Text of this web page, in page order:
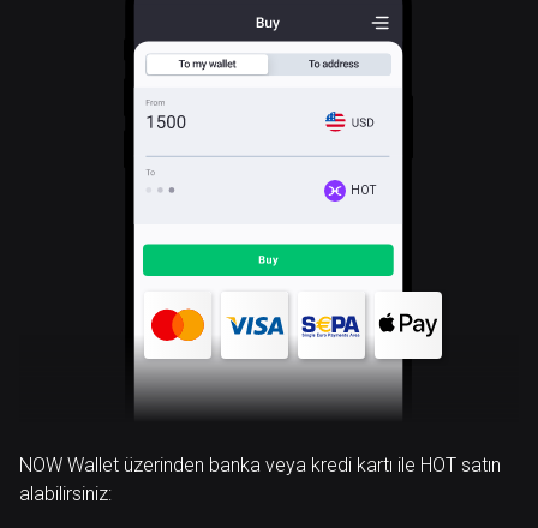
HOT
NOW Wallet üzerinden banka veya kredi kartı ile HOT satın
alabilirsiniz: